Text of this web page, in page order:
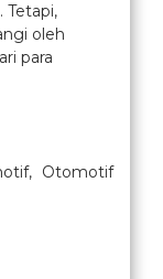
Tetapi,
oleh
para
Otomotif